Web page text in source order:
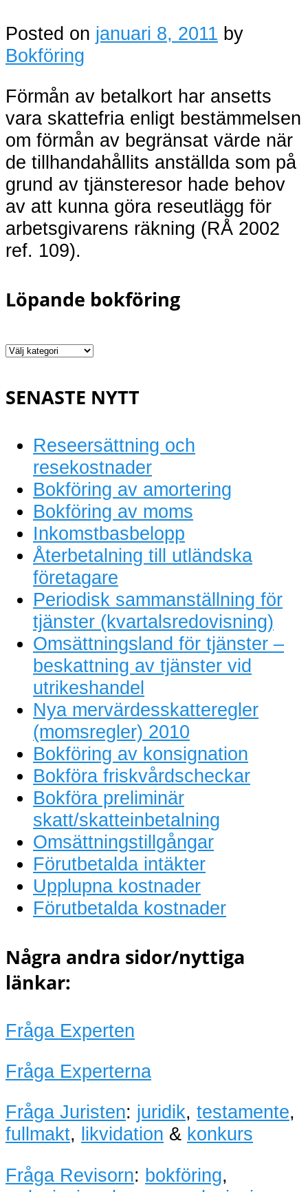
Posted on januari 8, 2011 by
Bokföring
Förmån av betalkort har ansetts
vara skattefria enligt bestämmelsen
om förmån av begränsat värde när
de tillhandahållits anställda som på
grund av tjänsteresor hade behov
av att kunna göra reseutlägg för
arbetsgivarens räkning (RÅ 2002
ref. 109).
Löpande bokföring
Löpande
SENASTE NYTT
Reseersättning och
resekostnader
Bokföring av amortering
Bokföring av moms
Inkomstbasbelopp
Återbetalning till utländska
företagare
Periodisk sammanställning för
tjänster (kvartalsredovisning)
Omsättningsland för tjänster –
beskattning av tjänster vid
utrikeshandel
Nya mervärdesskatteregler
(momsregler) 2010
Bokföring av konsignation
Bokföra friskvårdscheckar
Bokföra preliminär
skatt/skatteinbetalning
Omsättningstillgångar
Förutbetalda intäkter
Upplupna kostnader
Förutbetalda kostnader
Några andra sidor/nyttiga
länkar:
Fråga Experten
Fråga Experterna
Fråga Juristen: juridik, testamente,
fullmakt, likvidation & konkurs
Fråga Revisorn: bokföring,